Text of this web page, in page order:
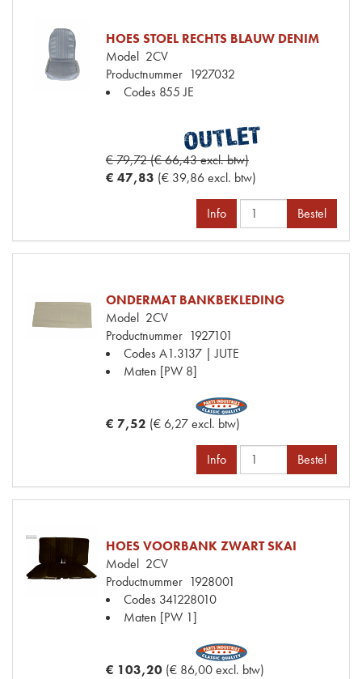
HOES STOEL RECHTS BLAUW DENIM
Model 2CV
Productnummer 1927032
Codes 855 JE
€ 79,72 (€ 66,43 excl. btw)
€ 47,83 (€ 39,86 excl. btw)
Info Bestel
ONDERMAT BANKBEKLEDING
Model 2CV
Productnummer 1927101
CodesA1.3137 | JUTE
Maten [PW 8]
€ 7,52 (€ 6,27 excl. btw)
Info Bestel
HOES VOORBANK ZWART SKAI
Model 2CV
Productnummer 1928001
Codes 341228010
Maten [PW 1]
€ 103,20 (€ 86,00 excl. btw)